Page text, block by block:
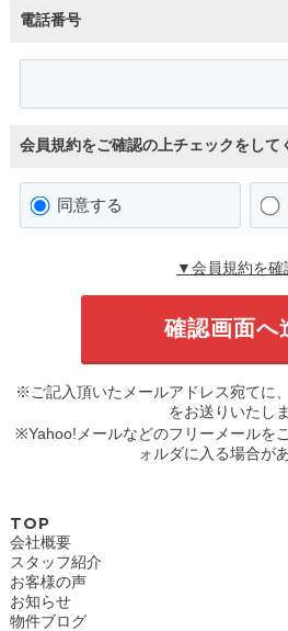
電話番号
会員規約をご確認の上チェックをして
同意する
▼会員規約を
※ご記入頂いたメールアドレス宛てに
をお送りいたしま
※Yahoo!メールなどのフリーメールを
ォルダに入る場合が
TOP
会社概要
スタッフ紹介
お客様の声
お知らせ
物件ブログ